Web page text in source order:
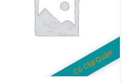
Có Clip Quán